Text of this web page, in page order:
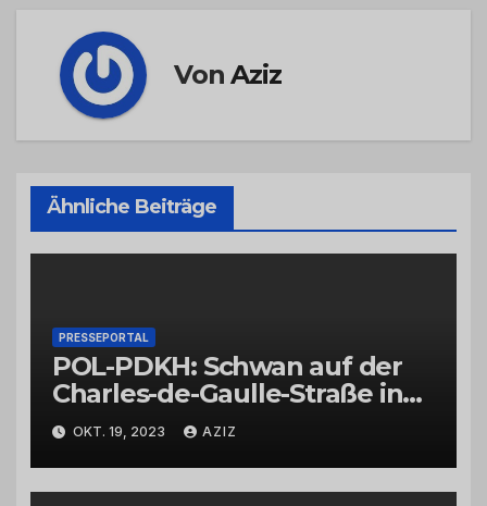
VonAziz
Ähnliche Beiträge
PRESSEPORTAL
POL-PDKH: Schwan auf der
Charles-de-Gaulle-Straße in
Bad Kreuznach beeinflusst
Feierabendverkehr
OKT. 19, 2023 AZIZ